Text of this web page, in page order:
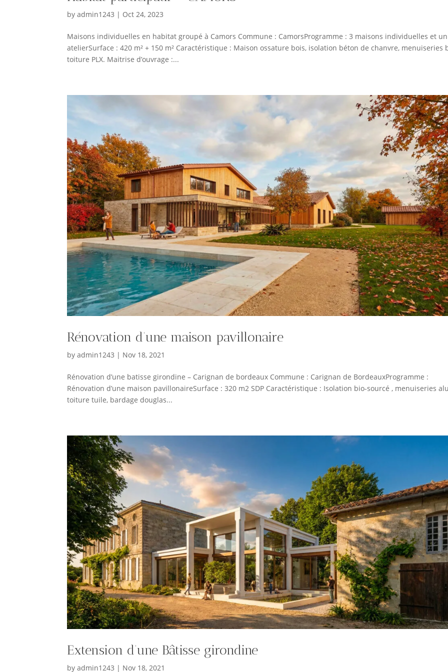
byadmin1243 | Oct 24, 2023
Maisons individuelles en habitat groupé à Camors Commune : CamorsProgramme : 3 maisons individuelles et un
atelierSurface : 420 m² + 150 m² Caractéristique : Maison ossature bois, isolation béton de chanvre, menuiseries
toiture PLX. Maitrise d’ouvrage :...
Rénovation d’une maison pavillonaire
byadmin1243 | Nov 18, 2021
Rénovation d’une batisse girondine – Carignan de bordeaux Commune : Carignan de BordeauxProgramme :
Rénovation d’une maison pavillonaireSurface : 320 m2 SDP Caractéristique : Isolation bio-sourcé , menuiseries
toiture tuile, bardage douglas...
Extension d’une Bâtisse girondine
byadmin1243 | Nov 18, 2021